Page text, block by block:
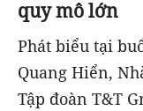
quy mô lớn
Phát biểu tại
Quang Hiển,
Tập đoàn T&T